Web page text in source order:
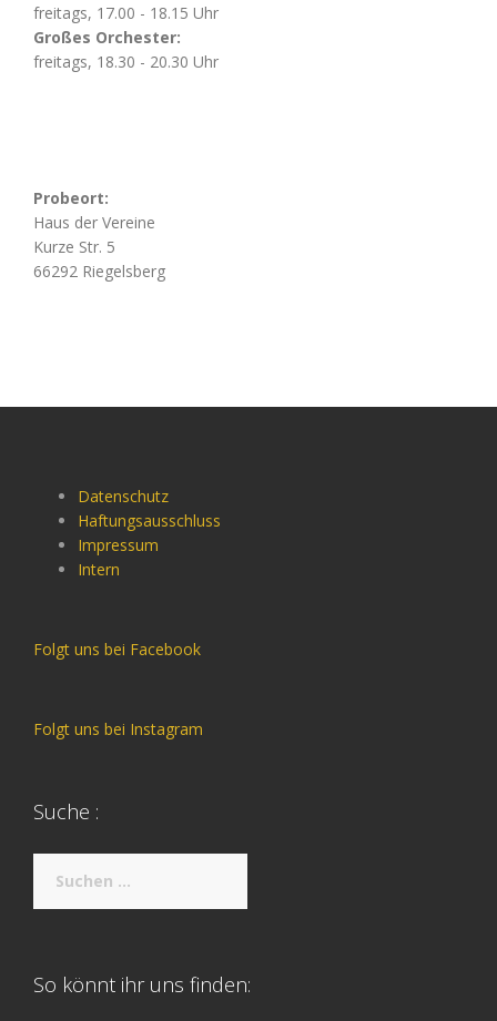
freitags, 17.00 - 18.15 Uhr
Großes Orchester:
freitags, 18.30 - 20.30 Uhr
Probeort:
Haus der Vereine
Kurze Str. 5
66292 Riegelsberg
Datenschutz
Haftungsausschluss
Impressum
Intern
Folgt uns bei Facebook
Folgt uns bei Instagram
Suche :
nach:
So könnt ihr uns finden: